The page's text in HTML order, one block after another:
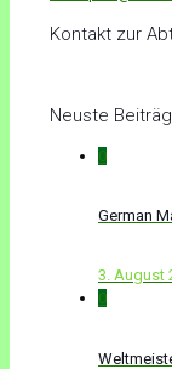
Kontakt zur
Neuste
0
German
3. August
0